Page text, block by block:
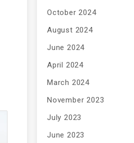
October 2024
August 2024
June 2024
April 2024
March 2024
November 2023
July 2023
June 2023